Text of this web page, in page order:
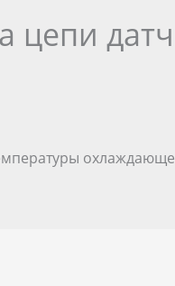
цепи